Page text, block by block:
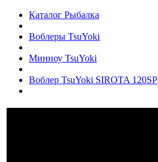
Каталог Рыбалка
Воблеры TsuYoki
Минноу TsuYoki
Воблер TsuYoki SIROTA 120SP